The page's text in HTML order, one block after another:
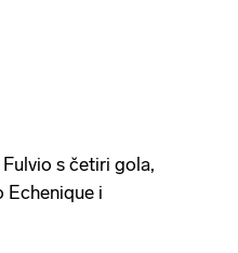
s četiri gola,
Echenique i